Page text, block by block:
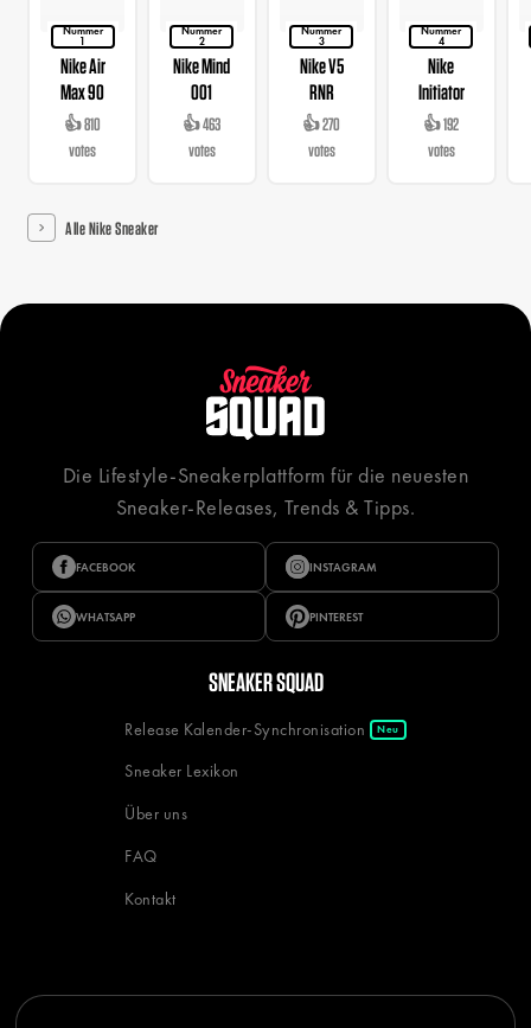
Nummer
1
Nike Air
Max 90
👍 810
votes
Nummer
2
Nike Mind
001
👍 463
votes
Nummer
3
Nike V5
RNR
👍 270
votes
Nummer
4
Nike
Initiator
👍 192
votes
Alle Nike Sneaker
Die Lifestyle-Sneakerplattform für die neuesten
Sneaker-Releases, Trends & Tipps.
FACEBOOK INSTAGRAM
WHATSAPP PINTEREST
SNEAKER SQUAD
Release Kalender-Synchronisation Neu
Sneaker Lexikon
Über uns
FAQ
Kontakt